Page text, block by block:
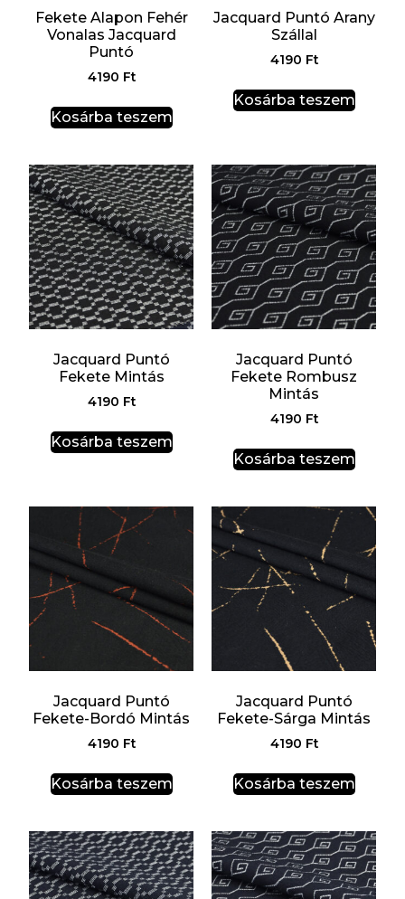
Fekete Alapon Fehér
Vonalas Jacquard
Puntó
4190 Ft
Kosárba teszem
Jacquard Puntó Arany
Szállal
4190 Ft
Kosárba teszem
Jacquard Puntó
Fekete Mintás
4190 Ft
Kosárba teszem
Jacquard Puntó
Fekete Rombusz
Mintás
4190 Ft
Kosárba teszem
Jacquard Puntó
Fekete-Bordó Mintás
4190 Ft
Kosárba teszem
Jacquard Puntó
Fekete-Sárga Mintás
4190 Ft
Kosárba teszem